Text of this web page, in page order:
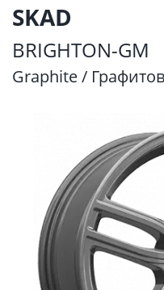
SKAD
BRIGHTON-GM
Graphite /